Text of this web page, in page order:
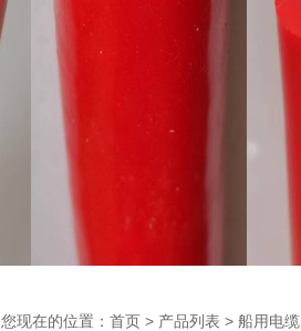
您现在的位置： 首页 > 产品列表 > 船用电缆